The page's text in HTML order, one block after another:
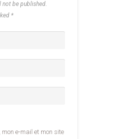
not be published.
*
e-mail et mon site